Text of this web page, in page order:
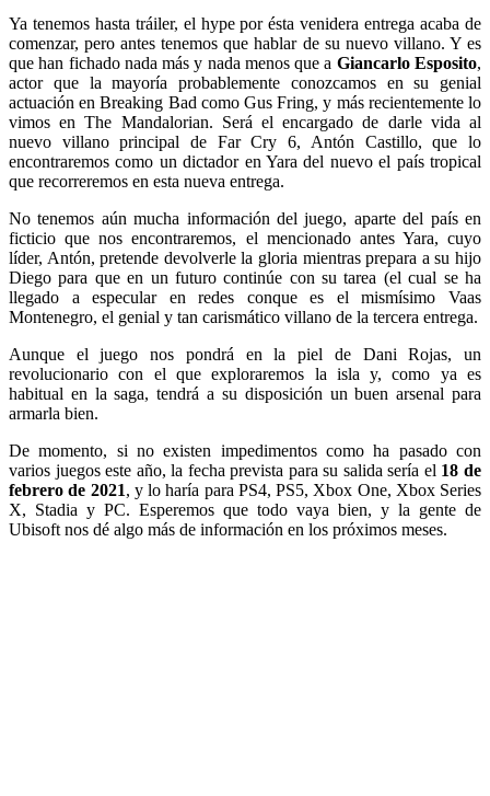
Ya tenemos hasta tráiler, el hype por ésta venidera entrega acaba de
comenzar, pero antes tenemos que hablar de su nuevo villano. Y es
que han fichado nada más y nada menos que a Giancarlo Esposito,
actor que la mayoría probablemente conozcamos en su genial
actuación en Breaking Bad como Gus Fring, y más recientemente lo
vimos en The Mandalorian. Será el encargado de darle vida al
nuevo villano principal de Far Cry 6, Antón Castillo, que lo
encontraremos como un dictador en Yara del nuevo el país tropical
que recorreremos en esta nueva entrega.
No tenemos aún mucha información del juego, aparte del país en
ficticio que nos encontraremos, el mencionado antes Yara, cuyo
líder, Antón, pretende devolverle la gloria mientras prepara a su hijo
Diego para que en un futuro continúe con su tarea (el cual se ha
llegado a especular en redes conque es el mismísimo Vaas
Montenegro, el genial y tan carismático villano de la tercera entrega.
Aunque el juego nos pondrá en la piel de Dani Rojas, un
revolucionario con el que exploraremos la isla y, como ya es
habitual en la saga, tendrá a su disposición un buen arsenal para
armarla bien.
De momento, si no existen impedimentos como ha pasado con
varios juegos este año, la fecha prevista para su salida sería el 18 de
febrero de 2021, y lo haría para PS4, PS5, Xbox One, Xbox Series
X, Stadia y PC. Esperemos que todo vaya bien, y la gente de
Ubisoft nos dé algo más de información en los próximos meses.